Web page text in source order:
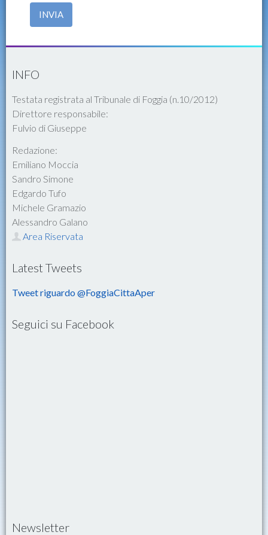
INVIA
INFO
Testata registrata al Tribunale di Foggia (n.10/2012)
Direttore responsabile:
Fulvio di Giuseppe
Redazione:
Emiliano Moccia
Sandro Simone
Edgardo Tufo
Michele Gramazio
Alessandro Galano
Area Riservata
Latest Tweets
Tweet riguardo @FoggiaCittaAper
Seguici su Facebook
Newsletter